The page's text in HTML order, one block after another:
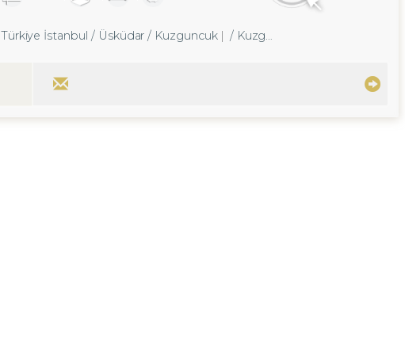
Türkiye İstanbul / Üsküdar / Kuzguncuk / Kuzguncuk Mah.